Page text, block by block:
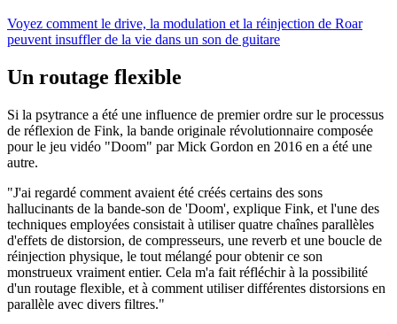
Voyez comment le drive, la modulation et la réinjection de Roar
peuvent insuffler de la vie dans un son de guitare
Un routage flexible
Si la psytrance a été une influence de premier ordre sur le processus
de réflexion de Fink, la bande originale révolutionnaire composée
pour le jeu vidéo "Doom" par Mick Gordon en 2016 en a été une
autre.
"J'ai regardé comment avaient été créés certains des sons
hallucinants de la bande-son de 'Doom', explique Fink, et l'une des
techniques employées consistait à utiliser quatre chaînes parallèles
d'effets de distorsion, de compresseurs, une reverb et une boucle de
réinjection physique, le tout mélangé pour obtenir ce son
monstrueux vraiment entier. Cela m'a fait réfléchir à la possibilité
d'un routage flexible, et à comment utiliser différentes distorsions en
parallèle avec divers filtres."